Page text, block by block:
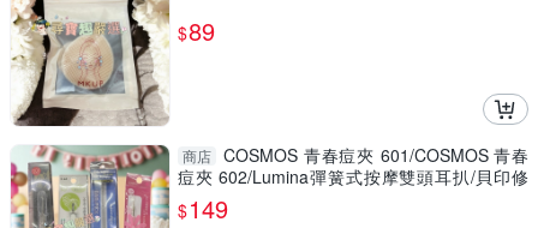
$89
商店 COSMOS 青春痘夾 601/COSMOS 青春
痘夾 602/Lumina彈簧式按摩雙頭耳扒/貝印修
甘皮器/COSMOS 彩色青春棒
$149